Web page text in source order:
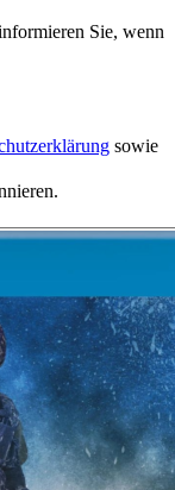
Sie, wenn
sowie